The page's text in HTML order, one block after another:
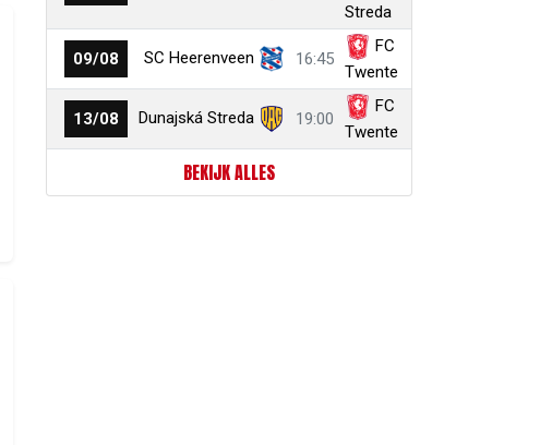
Streda
09/08 SC Heerenveen 16:45
FC
Twente
13/08 Dunajská Streda 19:00
FC
Twente
BEKIJK ALLES